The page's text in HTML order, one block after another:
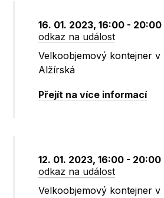
16. 01. 2023, 16:00 - 20:00
odkaz na událost
Velkoobjemový kontejner
Alžírská
Přejít na více informací
12. 01. 2023, 16:00 - 20:00
odkaz na událost
Velkoobjemový kontejner